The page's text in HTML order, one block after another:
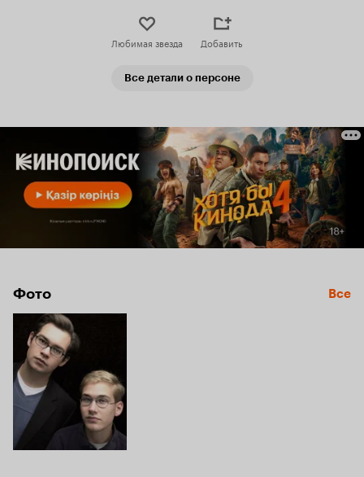
Любимая звезда Добавить
Все детали о персоне
Фото Все